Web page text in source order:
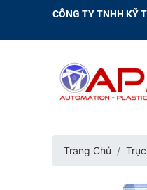
CÔNG TY TNHH KỸ
Trang Chủ